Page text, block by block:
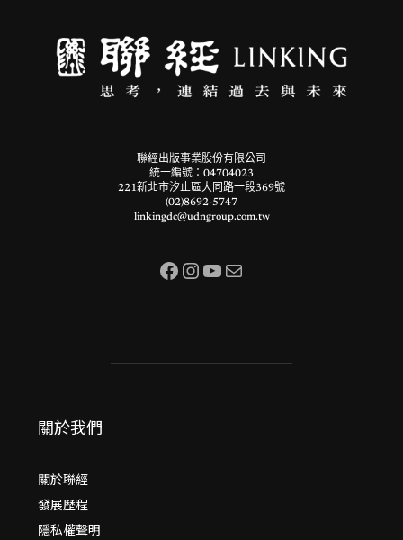
聯經出版事業股份有限公司
統一編號：04704023
221新北市汐止區大同路一段369號
(02)8692-5747
linkingdc@udngroup.com.tw
Facebook InstagramYouTube 電子郵件
關於我們
關於聯經
發展歷程
隱私權聲明